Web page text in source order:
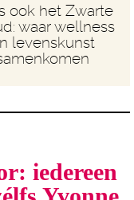
ook het Zwarte
waar wellness
levenskunst
iedereen